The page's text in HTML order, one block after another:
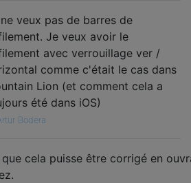
veux pas de barres de
Je veux avoir le
avec verrouillage ver /
comme c'était le cas dans
Lion (et comment cela a
été dans iOS)
Bodera
cela puisse être corrigé en